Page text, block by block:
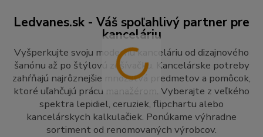
Ledvanes.sk - Váš spoľahlivý partner pre
kanceláriu
Vyšperkujte svoju modernú kanceláriu od dizajnového
šanónu až po štýlovú zošívačku. Kancelárske potreby
zahŕňajú najrôznejšie množstvá predmetov a pomôcok,
ktoré uľahčujú prácu manažérom. Vyberajte z veľkého
spektra lepidiel, ceruziek, flipchartu alebo
kancelárskych kalkulačiek. Ponúkame výhradne
sortiment od renomovaných výrobcov.